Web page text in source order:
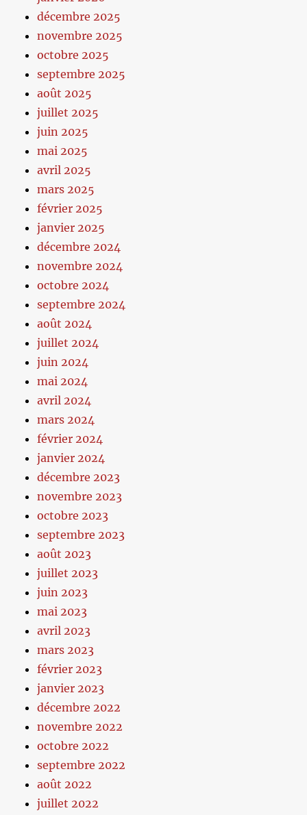
décembre 2025
novembre 2025
octobre 2025
septembre 2025
août 2025
juillet 2025
juin 2025
mai 2025
avril 2025
mars 2025
février 2025
janvier 2025
décembre 2024
novembre 2024
octobre 2024
septembre 2024
août 2024
juillet 2024
juin 2024
mai 2024
avril 2024
mars 2024
février 2024
janvier 2024
décembre 2023
novembre 2023
octobre 2023
septembre 2023
août 2023
juillet 2023
juin 2023
mai 2023
avril 2023
mars 2023
février 2023
janvier 2023
décembre 2022
novembre 2022
octobre 2022
septembre 2022
août 2022
juillet 2022